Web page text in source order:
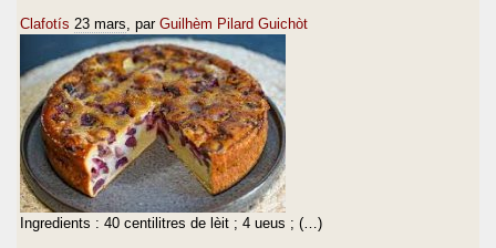
Clafotís 23 mars , par Guilhèm Pilard Guichòt
Ingredients : 40 centilitres de lèit ; 4 ueus ; (…)